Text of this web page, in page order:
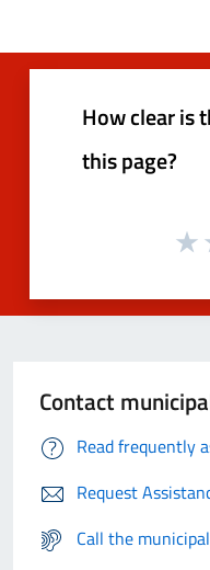
How clear is
this page?
Contact
Read frequently
Request
Call the